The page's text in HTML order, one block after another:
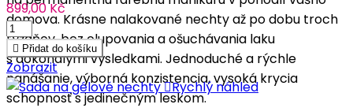
domova. Krásne nalakované nechty až po dobu troch
týždňov, bez olupovania a ošuchávania laku
s dokonalými výsledkami. Jednoduché a rýchle
nanášanie, výborná konzistencia, vysoká krycia
schopnosť s jedinečným leskom.
899,00 Kč
 Přidat do košíku
Zobrazit
Rychlý náhled